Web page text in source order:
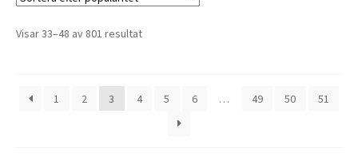
Visar 33–48 av 801 resultat
1 2 3 4 5 6 … 49 50 51